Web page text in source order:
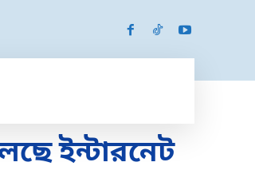
ইন্টারনেট